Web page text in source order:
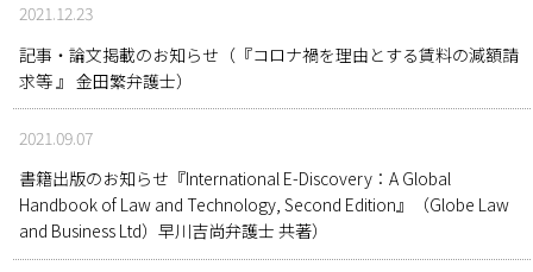
2021.12.23
記事・論文掲載のお知らせ（『コロナ禍を理由とする賃料の減額請
求等 』 金田繁弁護士）
2021.09.07
書籍出版のお知らせ『International E-Discovery：A Global
Handbook of Law and Technology, Second Edition』（Globe Law
and Business Ltd）早川吉尚弁護士 共著）